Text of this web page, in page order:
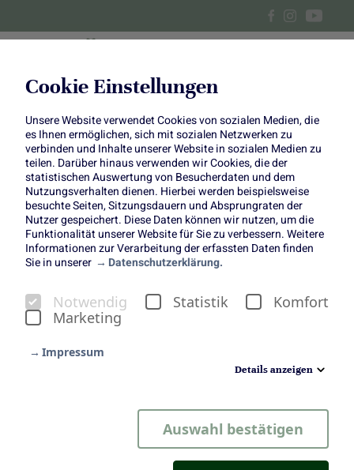
Cookie Einstellungen
Unsere Website verwendet Cookies von sozialen Medien, die
es Ihnen ermöglichen, sich mit sozialen Netzwerken zu
verbinden und Inhalte unserer Website in sozialen Medien zu
teilen. Darüber hinaus verwenden wir Cookies, die der
statistischen Auswertung von Besucherdaten und dem
Nutzungsverhalten dienen. Hierbei werden beispielsweise
besuchte Seiten, Sitzungsdauern und Absprungraten der
Nutzer gespeichert. Diese Daten können wir nutzen, um die
Funktionalität unserer Website für Sie zu verbessern. Weitere
Informationen zur Verarbeitung der erfassten Daten finden
Sie in unserer
Datenschutzerklärung.
Notwendig Statistik
Komfort
Marketing
Impressum
Details anzeigen
Auswahl bestätigen
Spinatsalat mit Zwetschgen
und Halloumi
möglich